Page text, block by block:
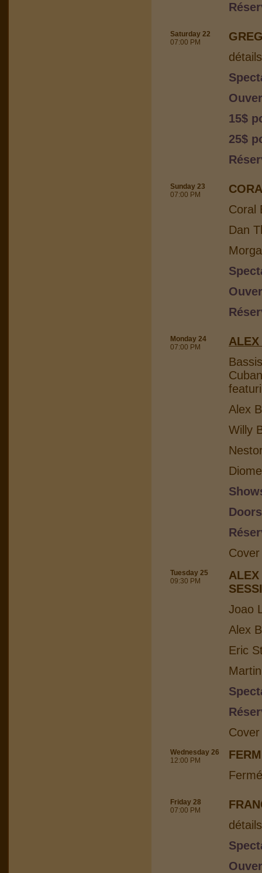
Saturday 22
07:00 PM
15$
25$
Sunday 23
07:00 PM
Coral
Dan
Monday 24
07:00 PM
Alex
Willy
Tuesday 25
09:30 PM
Joao
Alex
Eric
Wednesday 26
12:00 PM
Friday 28
07:00 PM